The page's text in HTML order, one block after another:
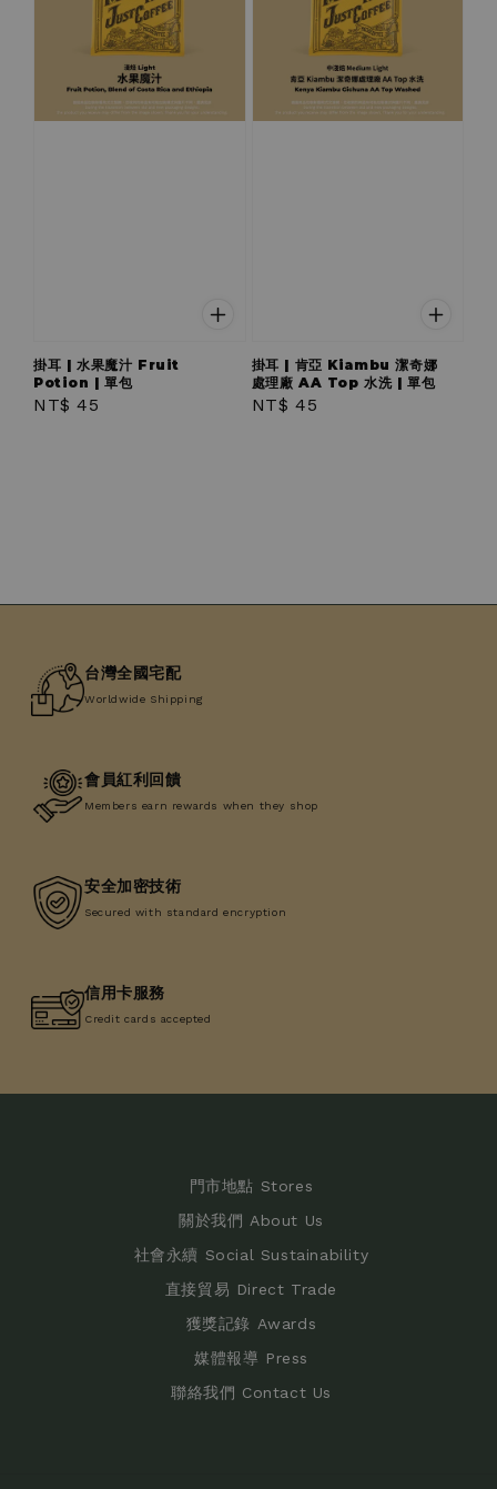
掛耳 | 水果魔汁 Fruit
Potion | 單包
Regular
NT$ 45
掛耳 | 肯亞 Kiambu 潔奇娜
處理廠 AA Top 水洗 | 單包
Regular
NT$ 45
台灣全國宅配
Worldwide Shipping
會員紅利回饋
Members earn rewards when they shop
安全加密技術
Secured with standard encryption
信用卡服務
Credit cards accepted
門市地點 Stores
關於我們 About Us
社會永續 Social Sustainability
直接貿易 Direct Trade
獲獎記錄 Awards
媒體報導 Press
聯絡我們 Contact Us